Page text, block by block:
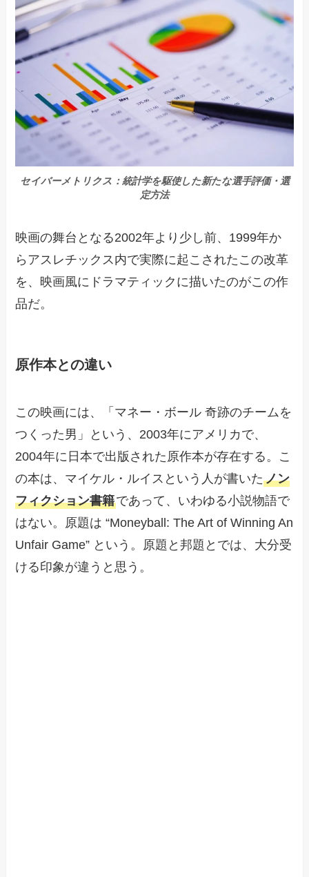
セイバーメトリクス：統計学を駆使した新たな選手評価・選
定方法
映画の舞台となる2002年より少し前、1999年か
らアスレチックス内で実際に起こされたこの改革
を、映画風にドラマティックに描いたのがこの作
品だ。
原作本との違い
この映画には、「マネー・ボール 奇跡のチームを
つくった男」という、2003年にアメリカで、
2004年に日本で出版された原作本が存在する。こ
の本は、マイケル・ルイスという人が書いたノン
フィクション書籍であって、いわゆる小説物語で
はない。原題は “Moneyball: The Art of Winning An
Unfair Game” という。原題と邦題とでは、大分受
ける印象が違うと思う。